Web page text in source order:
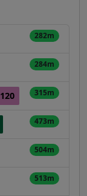
282m
284m
120 315m
473m
504m
513m